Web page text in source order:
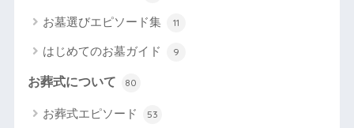
お墓選びエピソード集 11
はじめてのお墓ガイド 9
お葬式について 80
お葬式エピソード 53